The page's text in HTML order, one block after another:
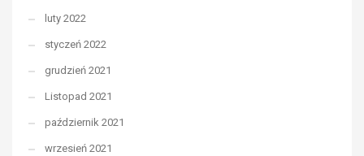
luty 2022
styczeń 2022
grudzień 2021
Listopad 2021
październik 2021
wrzesień 2021